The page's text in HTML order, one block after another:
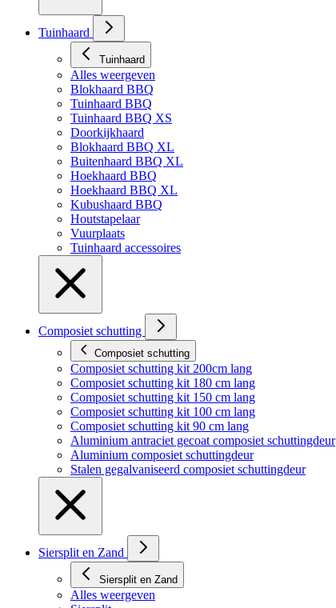
Tuinhaard
Tuinhaard
Alles weergeven
Blokhaard BBQ
Tuinhaard BBQ
Tuinhaard BBQ XS
Doorkijkhaard
Blokhaard BBQ XL
Buitenhaard BBQ XL
Hoekhaard BBQ
Hoekhaard BBQ XL
Kubushaard BBQ
Houtstapelaar
Vuurplaats
Tuinhaard accessoires
Composiet schutting
Composiet schutting
Composiet schutting kit 200cm lang
Composiet schutting kit 180 cm lang
Composiet schutting kit 150 cm lang
Composiet schutting kit 100 cm lang
Composiet schutting kit 90 cm lang
Aluminium antraciet gecoat composiet schuttingdeur
Aluminium composiet schuttingdeur
Stalen gegalvaniseerd composiet schuttingdeur
Siersplit en Zand
Siersplit en Zand
Alles weergeven